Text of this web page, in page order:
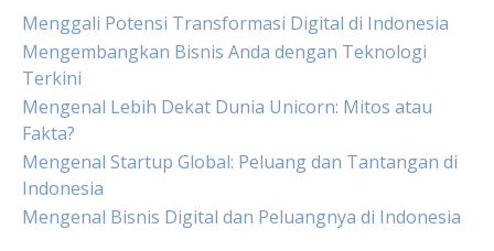
Menggali Potensi Transformasi Digital di Indonesia
Mengembangkan Bisnis Anda dengan Teknologi
Terkini
Mengenal Lebih Dekat Dunia Unicorn: Mitos atau
Fakta?
Mengenal Startup Global: Peluang dan Tantangan di
Indonesia
Mengenal Bisnis Digital dan Peluangnya di Indonesia